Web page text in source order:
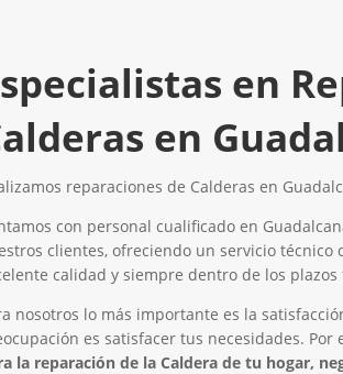
en
en
reparaciones de Calderas en
con personal cualificado en
clientes, ofreciendo un servicio
calidad y siempre dentro de los plazos
nosotros lo más importante es la
es satisfacer tus necesidades. Por
la reparación de la Caldera de tu hogar,